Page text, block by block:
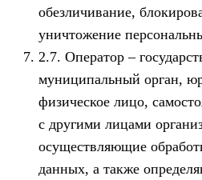
обезличивание,
уничтожение
2.7. Оператор –
муниципальный орган,
физическое лицо,
с другими лицами
осуществляющие
данных, а также